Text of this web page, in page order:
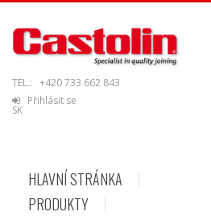
TEL.: +420 733 662 843
Přihlásit se
SK
HLAVNÍ STRÁNKA
PRODUKTY